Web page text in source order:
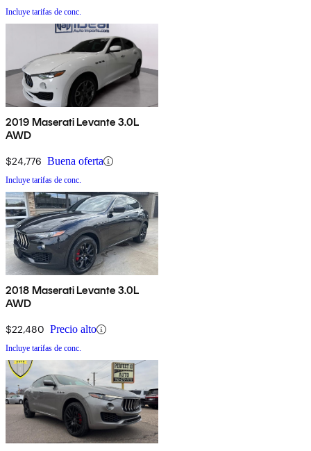
Incluye tarifas de conc.
2019 Maserati Levante 3.0L
AWD
$24,776 Buena oferta
Incluye tarifas de conc.
2018 Maserati Levante 3.0L
AWD
$22,480 Precio alto
Incluye tarifas de conc.